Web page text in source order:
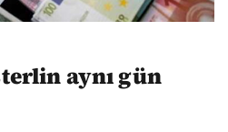
aynı gün